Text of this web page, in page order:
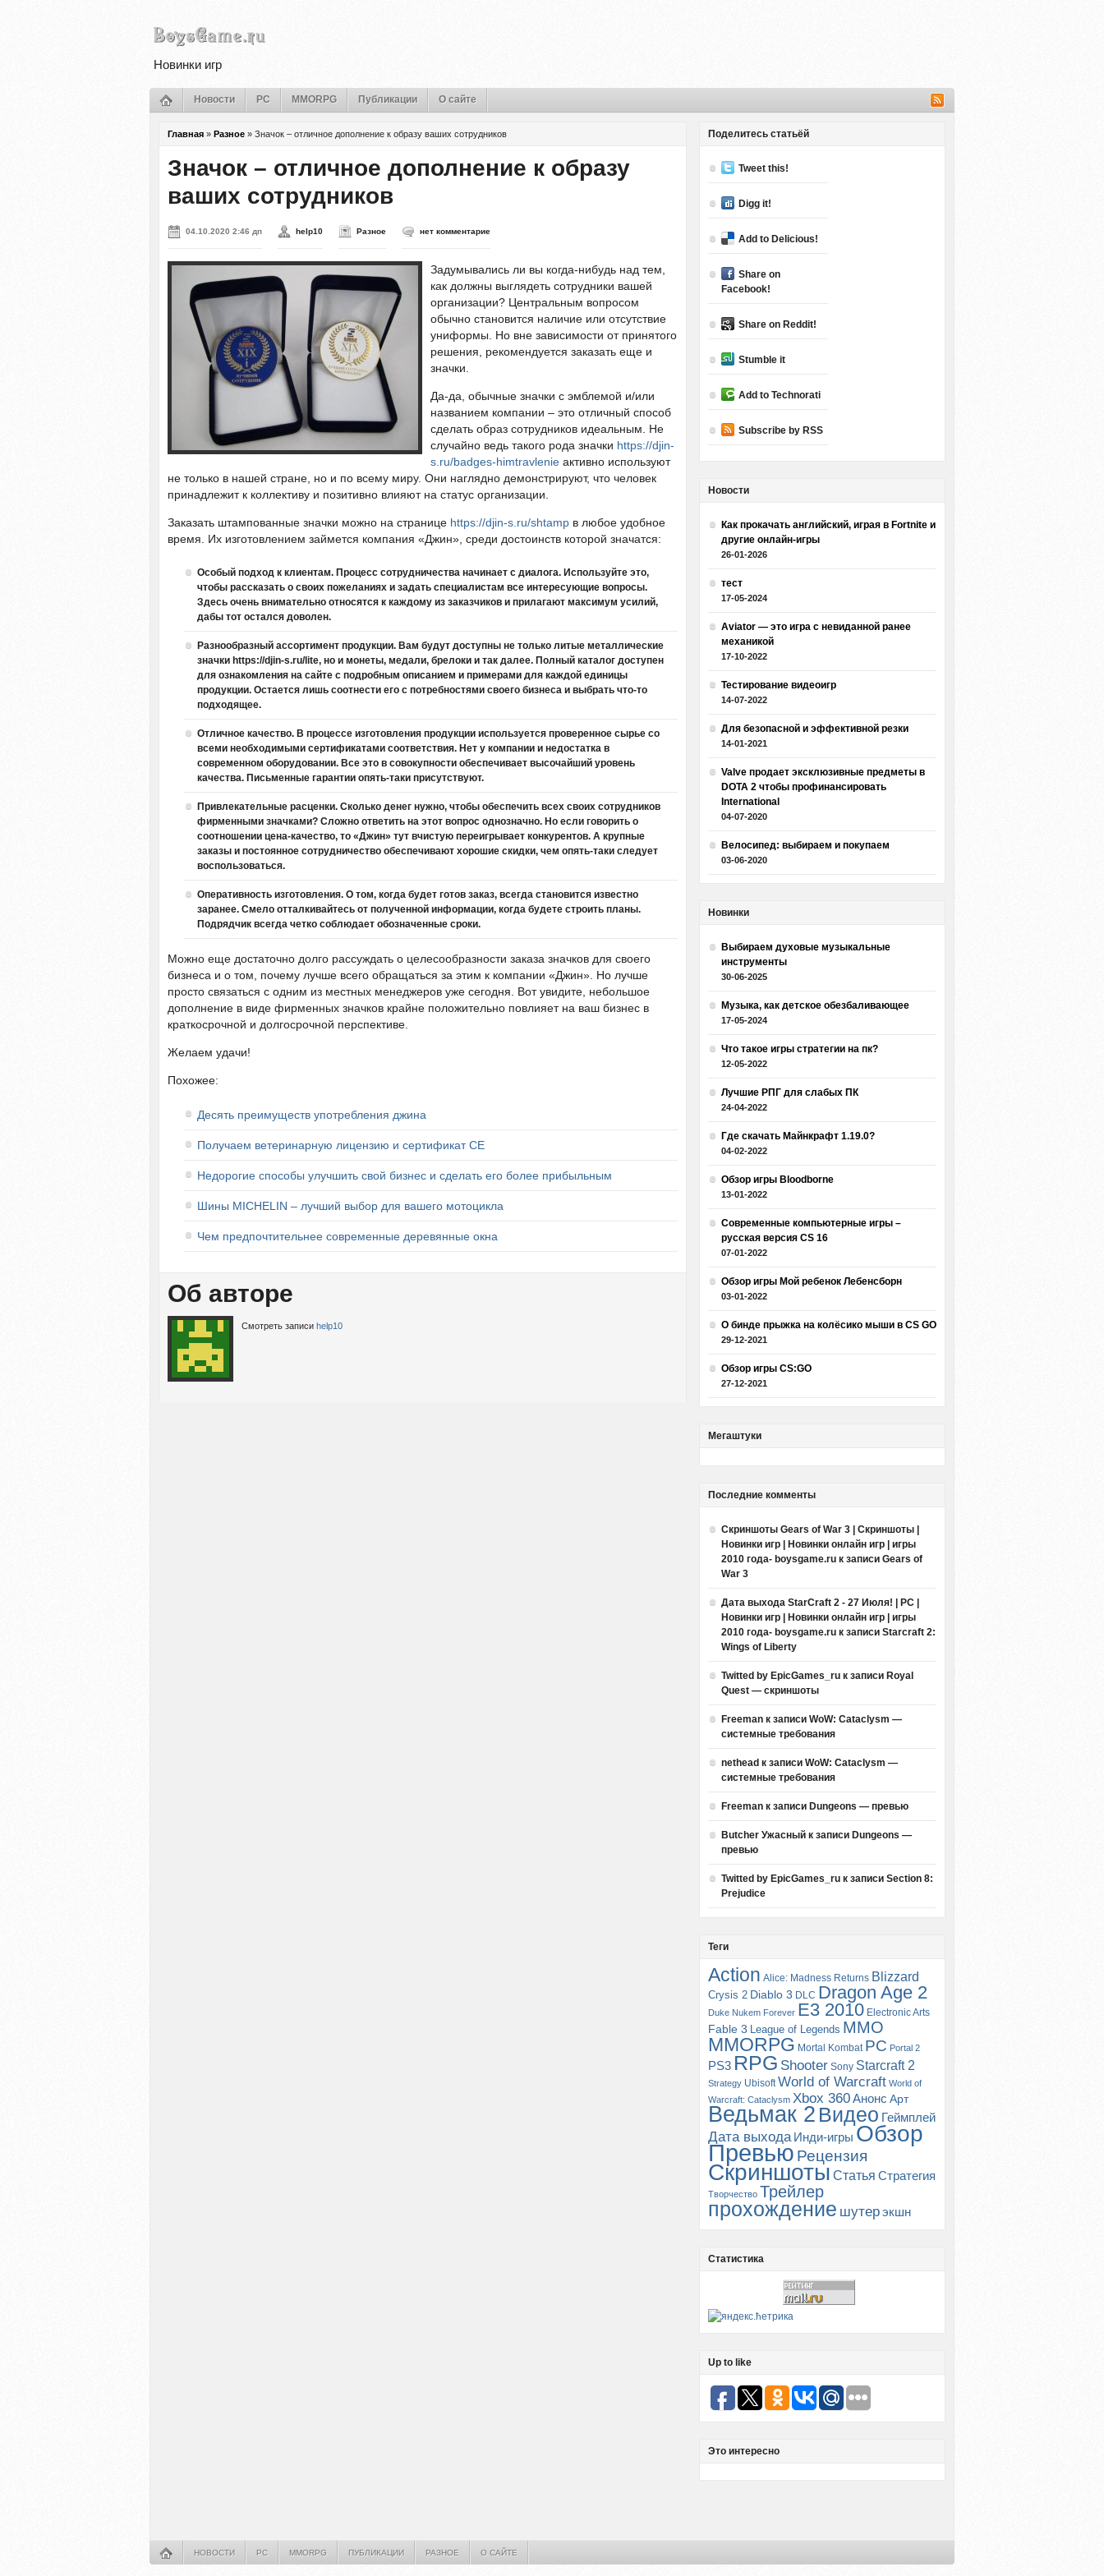
Новинки игр
Новости PC MMORPG Публикации О сайте
Главная » Разное » Значок – отличное дополнение к образу ваших сотрудников
Значок – отличное дополнение к образу
ваших сотрудников
04.10.2020 2:46 дп help10 Разное нет комментарие
Задумывались ли вы когда-нибудь над тем,
как должны выглядеть сотрудники вашей
организации? Центральным вопросом
обычно становится наличие или отсутствие
униформы. Но вне зависимости от принятого
решения, рекомендуется заказать еще и
значки.
Да-да, обычные значки с эмблемой и/или
названием компании – это отличный способ
сделать образ сотрудников идеальным. Не
случайно ведь такого рода значки https://djin-
s.ru/badges-himtravlenie активно используют
не только в нашей стране, но и по всему миру. Они наглядно демонстрируют, что человек
принадлежит к коллективу и позитивно влияют на статус организации.
Заказать штампованные значки можно на странице https://djin-s.ru/shtamp в любое удобное
время. Их изготовлением займется компания «Джин», среди достоинств которой значатся:
Особый подход к клиентам. Процесс сотрудничества начинает с диалога. Используйте это,
чтобы рассказать о своих пожеланиях и задать специалистам все интересующие вопросы.
Здесь очень внимательно относятся к каждому из заказчиков и прилагают максимум усилий,
дабы тот остался доволен.
Разнообразный ассортимент продукции. Вам будут доступны не только литые металлические
значки https://djin-s.ru/lite, но и монеты, медали, брелоки и так далее. Полный каталог доступен
для ознакомления на сайте с подробным описанием и примерами для каждой единицы
продукции. Остается лишь соотнести его с потребностями своего бизнеса и выбрать что-то
подходящее.
Отличное качество. В процессе изготовления продукции используется проверенное сырье со
всеми необходимыми сертификатами соответствия. Нет у компании и недостатка в
современном оборудовании. Все это в совокупности обеспечивает высочайший уровень
качества. Письменные гарантии опять-таки присутствуют.
Привлекательные расценки. Сколько денег нужно, чтобы обеспечить всех своих сотрудников
фирменными значками? Сложно ответить на этот вопрос однозначно. Но если говорить о
соотношении цена-качество, то «Джин» тут вчистую переигрывает конкурентов. А крупные
заказы и постоянное сотрудничество обеспечивают хорошие скидки, чем опять-таки следует
воспользоваться.
Оперативность изготовления. О том, когда будет готов заказ, всегда становится известно
заранее. Смело отталкивайтесь от полученной информации, когда будете строить планы.
Подрядчик всегда четко соблюдает обозначенные сроки.
Можно еще достаточно долго рассуждать о целесообразности заказа значков для своего
бизнеса и о том, почему лучше всего обращаться за этим к компании «Джин». Но лучше
просто связаться с одним из местных менеджеров уже сегодня. Вот увидите, небольшое
дополнение в виде фирменных значков крайне положительно повлияет на ваш бизнес в
краткосрочной и долгосрочной перспективе.
Желаем удачи!
Похожее:
Десять преимуществ употребления джина
Получаем ветеринарную лицензию и сертификат СЕ
Недорогие способы улучшить свой бизнес и сделать его более прибыльным
Шины MICHELIN – лучший выбор для вашего мотоцикла
Чем предпочтительнее современные деревянные окна
Об авторе
Смотреть записи help10
Поделитесь статьёй
Tweet this!
Digg it!
Add to Delicious!
Share on
Facebook!
Share on Reddit!
Stumble it
Add to Technorati
Subscribe by RSS
Новости
Как прокачать английский, играя в Fortnite и
другие онлайн-игры
26-01-2026
тест
17-05-2024
Aviator — это игра с невиданной ранее
механикой
17-10-2022
Тестирование видеоигр
14-07-2022
Для безопасной и эффективной резки
14-01-2021
Valve продает эксклюзивные предметы в
DOTA 2 чтобы профинансировать
International
04-07-2020
Велосипед: выбираем и покупаем
03-06-2020
Новинки
Выбираем духовые музыкальные
инструменты
30-06-2025
Музыка, как детское обезбаливающее
17-05-2024
Что такое игры стратегии на пк?
12-05-2022
Лучшие РПГ для слабых ПК
24-04-2022
Где скачать Майнкрафт 1.19.0?
04-02-2022
Обзор игры Bloodborne
13-01-2022
Современные компьютерные игры –
русская версия CS 16
07-01-2022
Обзор игры Мой ребенок Лебенсборн
03-01-2022
О бинде прыжка на колёсико мыши в CS GO
29-12-2021
Обзор игры CS:GO
27-12-2021
Мегаштуки
Последние комменты
Скриншоты Gears of War 3 | Скриншоты |
Новинки игр | Новинки онлайн игр | игры
2010 года- boysgame.ru к записи Gears of
War 3
Дата выхода StarCraft 2 - 27 Июля! | PC |
Новинки игр | Новинки онлайн игр | игры
2010 года- boysgame.ru к записи Starcraft 2:
Wings of Liberty
Twitted by EpicGames_ru к записи Royal
Quest — скриншоты
Freeman к записи WoW: Cataclysm —
системные требования
nethead к записи WoW: Cataclysm —
системные требования
Freeman к записи Dungeons — превью
Butcher Ужасный к записи Dungeons —
превью
Twitted by EpicGames_ru к записи Section 8:
Prejudice
Теги
Action Alice: Madness Returns Blizzard
Crysis 2 Diablo 3 DLC Dragon Age 2
Duke Nukem Forever E3 2010 Electronic Arts
Fable 3 League of Legends MMO
MMORPG Mortal Kombat PC Portal 2
PS3 RPG Shooter Sony Starcraft 2
Strategy Ubisoft World of Warcraft World of
Warcraft: Cataclysm Xbox 360Анонс Арт
Ведьмак 2 Видео Геймплей
Дата выхода Инди-игры Обзор
Превью Рецензия
Скриншоты Статья Стратегия
Творчество Трейлер
прохождение шутерэкшн
Статистика
Up to like
Это интересно
НОВОСТИ PC MMORPG ПУБЛИКАЦИИ РАЗНОЕ О САЙТЕ